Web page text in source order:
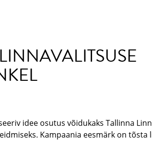
idee osutus võidukaks Tallinna
Kampaania eesmärk on tõsta